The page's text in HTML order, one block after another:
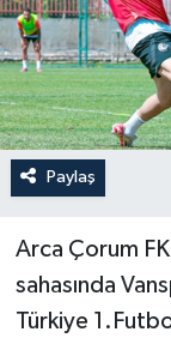
Paylaş
Arca Çorum
sahasında
Türkiye 1.Futbol